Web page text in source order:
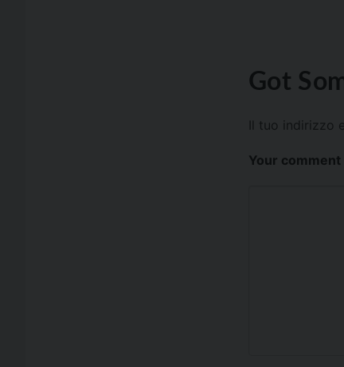
Got
Il tuo indirizzo
Your comment